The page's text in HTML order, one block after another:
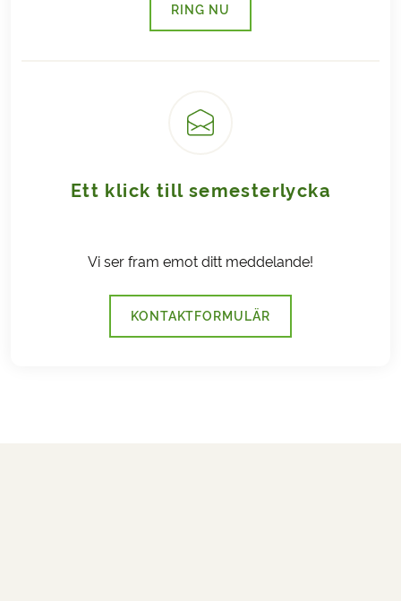
RING NU(LÄNKEN ÖPPNAS I EN NY
Ett klick till semesterlycka
Vi ser fram emot ditt meddelande!
KONTAKTFORMULÄR